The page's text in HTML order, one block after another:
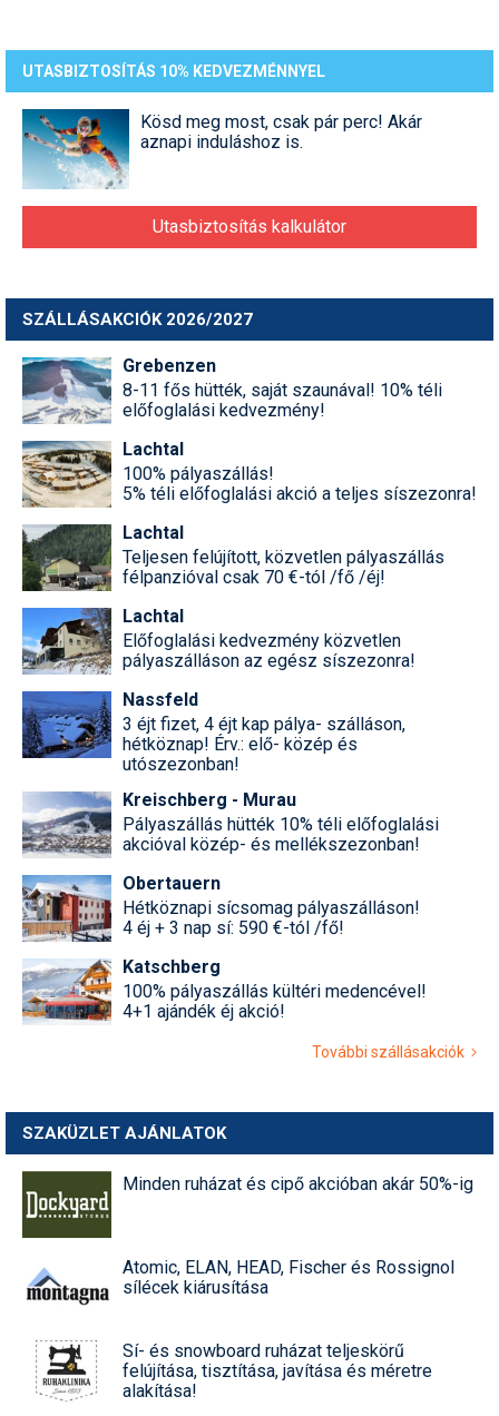
UTASBIZTOSÍTÁS 10% KEDVEZMÉNNYEL
Kösd meg most, csak pár perc! Akár
aznapi induláshoz is.
Utasbiztosítás kalkulátor
SZÁLLÁSAKCIÓK 2026/2027
Grebenzen
8-11 fős hütték, saját szaunával! 10% téli
előfoglalási kedvezmény!
Lachtal
100% pályaszállás!
5% téli előfoglalási akció a teljes síszezonra!
Lachtal
Teljesen felújított, közvetlen pályaszállás
félpanzióval csak 70 €-tól /fő /éj!
Lachtal
Előfoglalási kedvezmény közvetlen
pályaszálláson az egész síszezonra!
Nassfeld
3 éjt fizet, 4 éjt kap pálya- szálláson,
hétköznap! Érv.: elő- közép és
utószezonban!
Kreischberg - Murau
Pályaszállás hütték 10% téli előfoglalási
akcióval közép- és mellékszezonban!
Obertauern
Hétköznapi sícsomag pályaszálláson!
4 éj + 3 nap sí: 590 €-tól /fő!
Katschberg
100% pályaszállás kültéri medencével!
4+1 ajándék éj akció!
További szállásakciók
SZAKÜZLET AJÁNLATOK
Minden ruházat és cipő akcióban akár 50%-ig
Atomic, ELAN, HEAD, Fischer és Rossignol
sílécek kiárusítása
Sí- és snowboard ruházat teljeskörű
felújítása, tisztítása, javítása és méretre
alakítása!